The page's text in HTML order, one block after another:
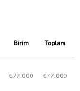
Birim Toplam
₺77.000 ₺77.000